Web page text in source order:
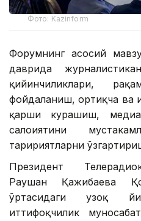
Фото: Kazinform
Форумнинг асосий
даврида
қийинчиликлари,
фойдаланиш, ортиқча ва
қарши курашиш, медиа
салоҳиятини
таҳририятларни
Президент
Раушан Қажибаева
ўртасидаги узоқ
иттифоқчилик